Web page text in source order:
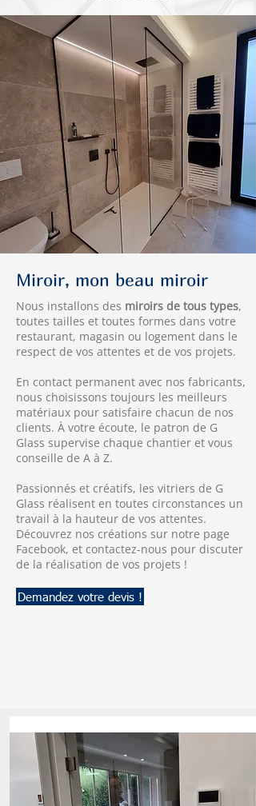
Miroir, mon beau miroir
Nous installons des miroirs de tous types,
toutes tailles et toutes formes dans votre
restaurant, magasin ou logement dans le
respect de vos attentes et de vos projets.
En contact permanent avec nos fabricants,
nous choisissons toujours les meilleurs
matériaux pour satisfaire chacun de nos
clients. À votre écoute, le patron de G
Glass supervise chaque chantier et vous
conseille de A à Z.
Passionnés et créatifs, les vitriers de G
Glass réalisent en toutes circonstances un
travail à la hauteur de vos attentes.
Découvrez nos créations sur notre page
Facebook, et contactez-nous pour discuter
de la réalisation de vos projets !
Demandez votre devis !